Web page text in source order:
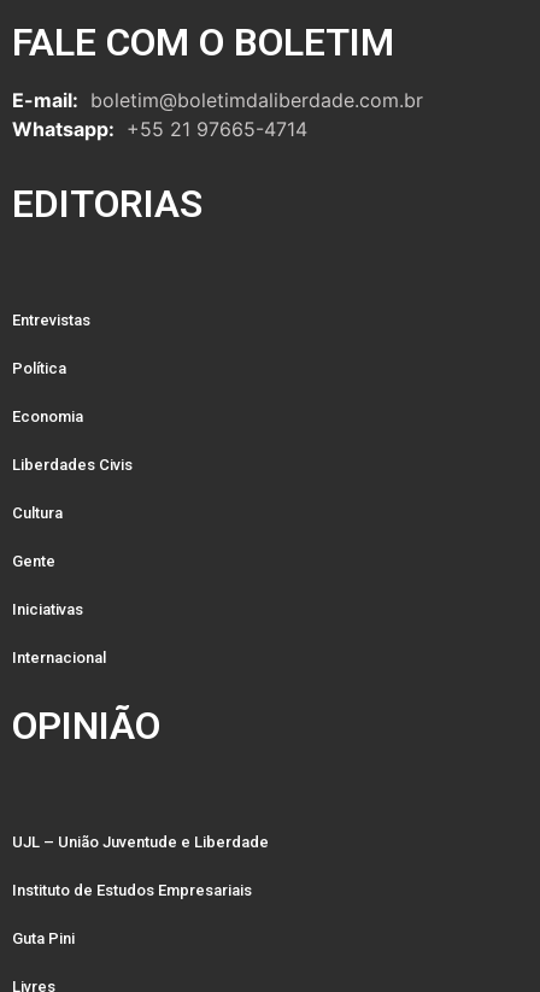
FALE COM O BOLETIM
E-mail: boletim@boletimdaliberdade.com.br
Whatsapp: +55 21 97665-4714
EDITORIAS
Entrevistas
Política
Economia
Liberdades Civis
Cultura
Gente
Iniciativas
Internacional
OPINIÃO
UJL – União Juventude e Liberdade
Instituto de Estudos Empresariais
Guta Pini
Livres